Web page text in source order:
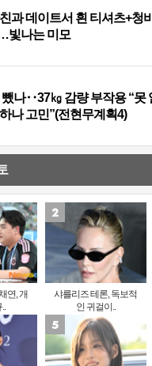
과 데이트서 흰 티셔츠+청
빛나는 미모
나‥37㎏ 감량 부작용 “못
나 고민”(전현무계획4)
연, 개
샤를리즈 테론, 독보적
인 귀걸이..